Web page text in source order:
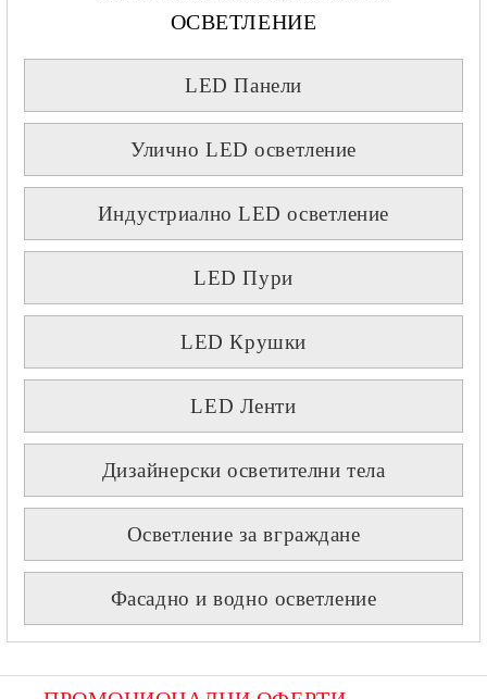
ОСВЕТЛЕНИЕ
LED Панели
Улично LED осветление
Индустриално LED осветление
LED Пури
LED Крушки
LED Ленти
Дизайнерски осветителни тела
Осветление за вграждане
Фасадно и водно осветление